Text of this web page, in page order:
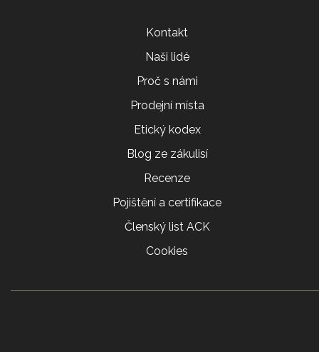
Kontakt
Naši lidé
Proč s námi
Prodejní místa
Etický kodex
Blog ze zákulisí
Recenze
Pojištění a certifikace
Členský list ACK
Cookies